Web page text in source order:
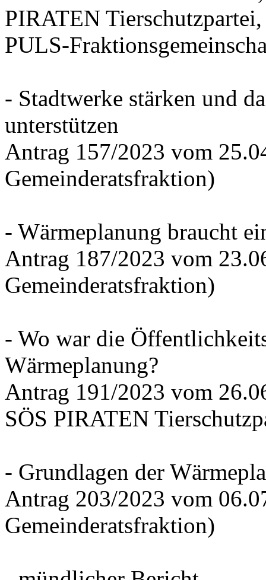
PIRATEN Tierschutzpartei,
PULS-
- Stadtwerke stärken und
unterstützen
Antrag 157/2023 vom
Gemeinderatsfraktion)
- Wärmeplanung braucht
Antrag 187/2023 vom
Gemeinderatsfraktion)
- Wo war die
Wärmeplanung?
Antrag 191/2023 vom
SÖS PIRATEN
- Grundlagen der
Antrag 203/2023 vom
Gemeinderatsfraktion)